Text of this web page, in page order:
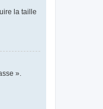
la taille
».